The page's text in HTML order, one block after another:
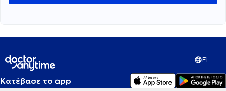
EL
Κατέβασε το app